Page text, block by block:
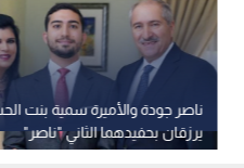
ناصر جودة والأميرة سمية بنت
يرزقان بحفيدهما الثاني "ناصر"